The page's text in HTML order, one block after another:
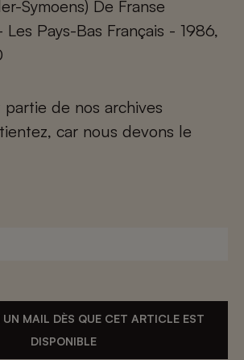
Symoens) De Franse
Pays-Bas Français - 1986,
de nos archives
car nous devons le
UN MAIL DÈS QUE CET ARTICLE EST
DISPONIBLE